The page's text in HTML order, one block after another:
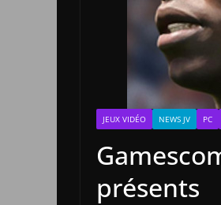
JEUX VIDÉO NEWS JV PC
présents